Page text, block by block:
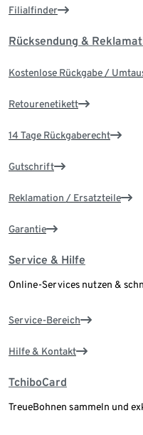
Filialfinder
Rücksendung &
Kostenlose Rückgabe /
Retourenetikett
14 Tage Rückgaberecht
Gutschrift
Reklamation / Ersatzteile
Garantie
Service & Hilfe
Online-Services nutzen &
Service-Bereich
Hilfe & Kontakt
TchiboCard
TreueBohnen sammeln und